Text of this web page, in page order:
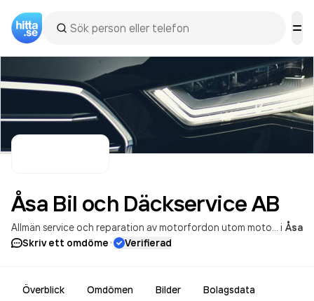
Åsa Bil och DäckserviceAB
i Åsa
Skriv ett omdöme· Verifierad
Överblick Omdömen Bilder Bolagsdata